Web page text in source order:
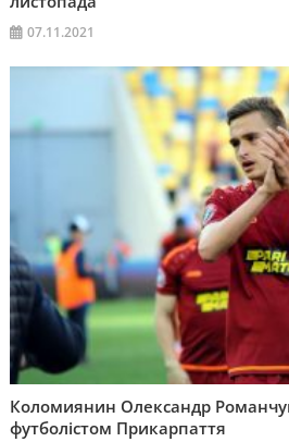
07.11.2021
Коломиянин Олександр
футболістом Прикарпаття